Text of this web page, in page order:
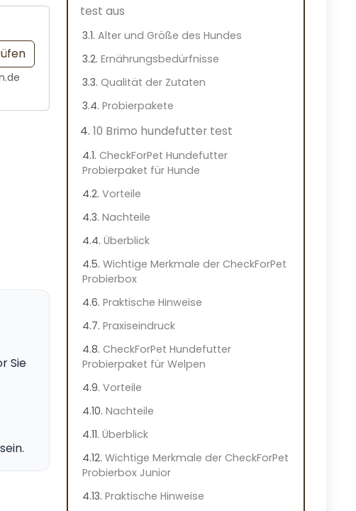
Sie
test aus
Alter und Größe des Hundes
Ernährungsbedürfnisse
Qualität der Zutaten
Probierpakete
10 Brimo hundefutter test
CheckForPet Hundefutter
Probierpaket für Hunde
Vorteile
Nachteile
Überblick
Wichtige Merkmale der CheckForPet
Probierbox
Praktische Hinweise
Praxiseindruck
CheckForPet Hundefutter
Probierpaket für Welpen
Vorteile
Nachteile
Überblick
Wichtige Merkmale der CheckForPet
Probierbox Junior
Praktische Hinweise